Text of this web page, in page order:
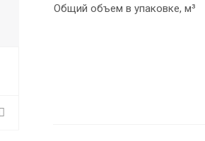
Общий объем в упаковке, м³